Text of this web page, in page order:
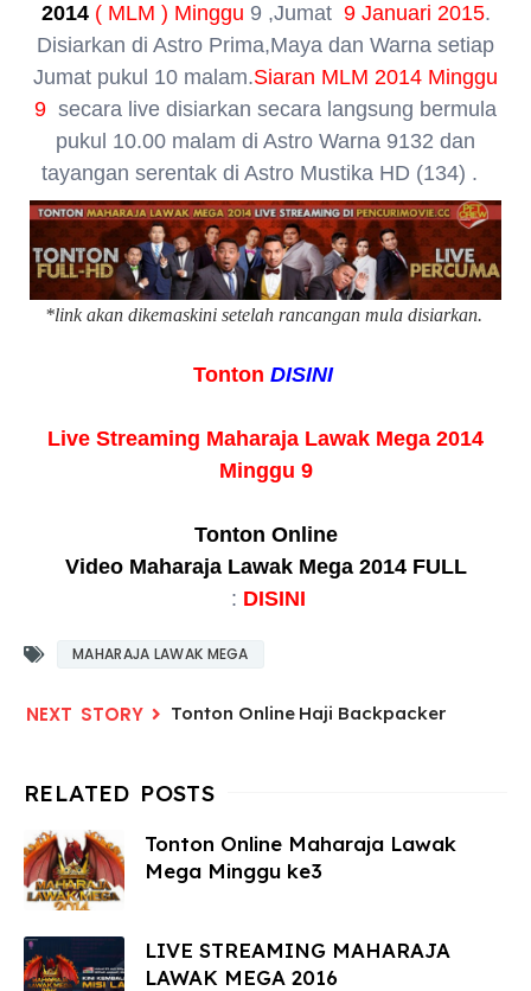
2014 ( MLM ) Minggu 9 ,Jumat 9 Januari 2015.
Disiarkan di Astro Prima,Maya dan Warna setiap
Jumat pukul 10 malam.Siaran MLM 2014 Minggu
9 secara live disiarkan secara langsung bermula
pukul 10.00 malam di Astro Warna 9132 dan
tayangan serentak di Astro Mustika HD (134) .
*link akan dikemaskini setelah rancangan mula disiarkan.
Tonton DISINI
Live Streaming Maharaja Lawak Mega 2014
Minggu 9
Tonton Online
VideoMaharaja Lawak Mega 2014 FULL
: DISINI
MAHARAJA LAWAK MEGA
Tonton Online Haji Backpacker
Tonton Online Maharaja Lawak
Mega Minggu ke3
LIVE STREAMING MAHARAJA
LAWAK MEGA 2016